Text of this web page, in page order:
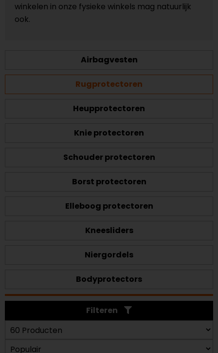
winkelen in onze fysieke winkels mag natuurlijk
ook.
Airbagvesten
Rugprotectoren
Heupprotectoren
Knie protectoren
Schouder protectoren
Borst protectoren
Elleboog protectoren
Kneesliders
Niergordels
Bodyprotectors
Filteren